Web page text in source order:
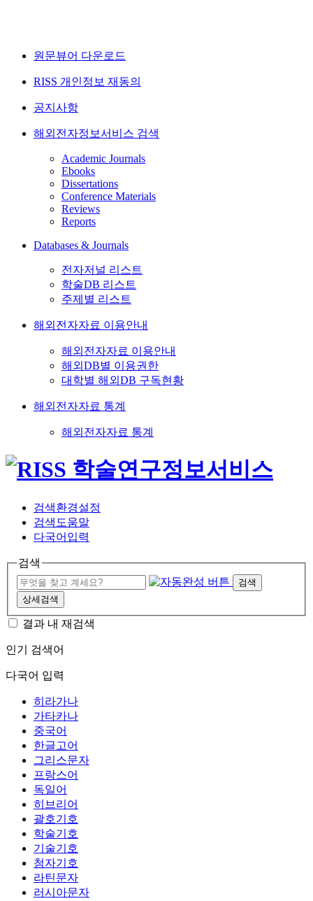
원문뷰어 다운로드
RISS 개인정보 재동의
공지사항
해외전자정보서비스 검색
Academic Journals
Ebooks
Dissertations
Conference Materials
Reviews
Reports
Databases & Journals
전자저널 리스트
학술DB 리스트
주제별 리스트
해외전자자료 이용안내
해외전자자료 이용안내
해외DB별 이용권한
대학별 해외DB 구독현황
해외전자자료 통계
해외전자자료 통계
검색환경설정
검색도움말
다국어입력
검색
검색
상세검색
결과 내 재검색
인기 검색어
다국어 입력
히라가나
가타카나
중국어
한글고어
그리스문자
프랑스어
독일어
히브리어
괄호기호
학술기호
기술기호
첨자기호
라틴문자
러시아문자